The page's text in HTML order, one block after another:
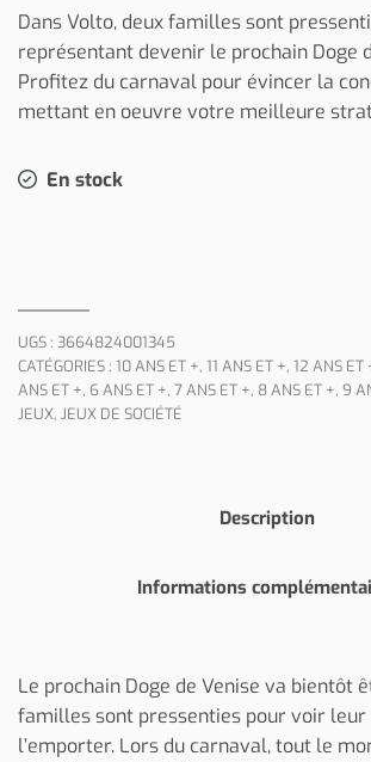
Dans Volto, deux familles sont
représentant devenir le prochain Doge
Profitez du carnaval pour évincer la
mettant en oeuvre votre meilleure
En stock
UGS : 3664824001345
CATÉGORIES : 10 ANS ET +, 11 ANS ET +, 12 ANS ET
ANS ET +, 6 ANS ET +, 7 ANS ET +, 8 ANS ET +, 9
JEUX, JEUX DE SOCIÉTÉ
Description
Informations
Le prochain Doge de Venise va bientôt
familles sont pressenties pour voir
l’emporter. Lors du carnaval, tout le